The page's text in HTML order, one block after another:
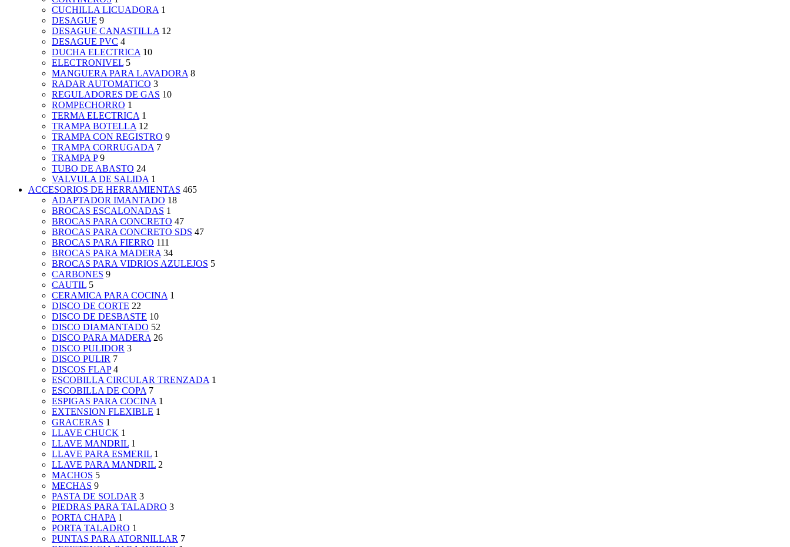
CUCHILLA LICUADORA 1
DESAGUE 9
DESAGUE CANASTILLA 12
DESAGUE PVC 4
DUCHA ELECTRICA 10
ELECTRONIVEL 5
MANGUERA PARA LAVADORA 8
RADAR AUTOMATICO 3
REGULADORES DE GAS 10
ROMPECHORRO 1
TERMA ELECTRICA 1
TRAMPA BOTELLA 12
TRAMPA CON REGISTRO 9
TRAMPA CORRUGADA 7
TRAMPA P 9
TUBO DE ABASTO 24
VALVULA DE SALIDA 1
ACCESORIOS DE HERRAMIENTAS 465
ADAPTADOR IMANTADO 18
BROCAS ESCALONADAS 1
BROCAS PARA CONCRETO 47
BROCAS PARA CONCRETO SDS 47
BROCAS PARA FIERRO 111
BROCAS PARA MADERA 34
BROCAS PARA VIDRIOS AZULEJOS 5
CARBONES 9
CAUTIL 5
CERAMICA PARA COCINA 1
DISCO DE CORTE 22
DISCO DE DESBASTE 10
DISCO DIAMANTADO 52
DISCO PARA MADERA 26
DISCO PULIDOR 3
DISCO PULIR 7
DISCOS FLAP 4
ESCOBILLA CIRCULAR TRENZADA 1
ESCOBILLA DE COPA 7
ESPIGAS PARA COCINA 1
EXTENSION FLEXIBLE 1
GRACERAS 1
LLAVE CHUCK 1
LLAVE MANDRIL 1
LLAVE PARA ESMERIL 1
LLAVE PARA MANDRIL 2
MACHOS 5
MECHAS 9
PASTA DE SOLDAR 3
PIEDRAS PARA TALADRO 3
PORTA CHAPA 1
PORTA TALADRO 1
PUNTAS PARA ATORNILLAR 7